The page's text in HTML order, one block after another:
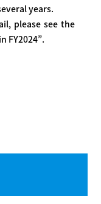
years.
please see the
FY2024”.